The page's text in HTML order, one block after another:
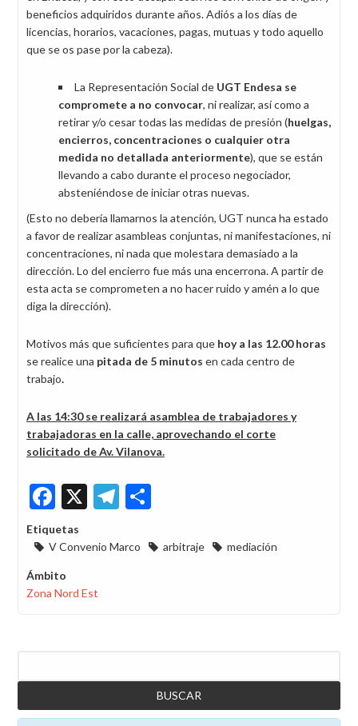
beneficios adquiridos durante años. Adiós a los días de
licencias, horarios, vacaciones, pagas, mutuas y todo aquello
que se os pase por la cabeza).
La Representación Social de UGT Endesa se
compromete a no convocar, ni realizar, así como a
retirar y/o cesar todas las medidas de presión (huelgas,
encierros, concentraciones o cualquier otra
medida no detallada anteriormente), que se están
llevando a cabo durante el proceso negociador,
absteniéndose de iniciar otras nuevas.
(Esto no debería llamarnos la atención, UGT nunca ha estado
a favor de realizar asambleas conjuntas, ni manifestaciones, ni
concentraciones, ni nada que molestara demasiado a la
dirección. Lo del encierro fue más una encerrona. A partir de
esta acta se comprometen a no hacer ruido y amén a lo que
diga la dirección).
Motivos más que suficientes para que hoy a las 12.00 horas
se realice una pitada de 5 minutos en cada centro de
trabajo.
A las 14:30 se realizará asamblea de trabajadores y
trabajadoras en la calle, aprovechando el corte
solicitado de Av. Vilanova.
Facebook
X Telegram
Etiquetas
V Convenio Marco
arbitraje mediación
Ámbito
Zona Nord Est